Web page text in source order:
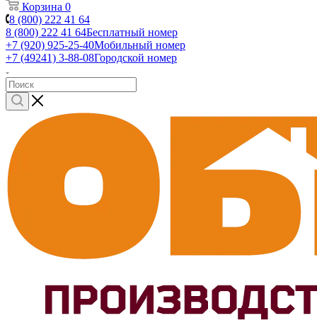
Корзина 0
8 (800) 222 41 64
8 (800) 222 41 64Бесплатный номер
+7 (920) 925-25-40Мобильный номер
+7 (49241) 3-88-08Городской номер